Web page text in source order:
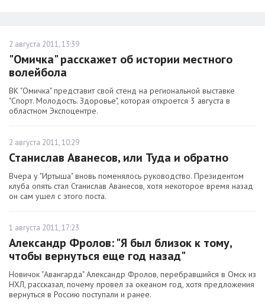
2 августа 2011, 13:39
"Омичка" расскажет об истории местного
волейбола
ВК "Омичка" представит свой стенд на региональной выставке
"Спорт. Молодость. Здоровье", которая откроется 3 августа в
областном Экспоцентре.
2 августа 2011, 10:29
Станислав Аванесов, или Туда и обратно
Вчера у "Иртыша" вновь поменялось руководство. Президентом
клуба опять стал Станислав Аванесов, хотя некоторое время назад
он сам ушел с этого поста.
1 августа 2011, 17:23
Александр Фролов: "Я был близок к тому,
чтобы вернуться еще год назад"
Новичок "Авангарда" Александр Фролов, перебравшийся в Омск из
НХЛ, рассказал, почему провел за океаном год, хотя предложения
вернуться в Россию поступали и ранее.